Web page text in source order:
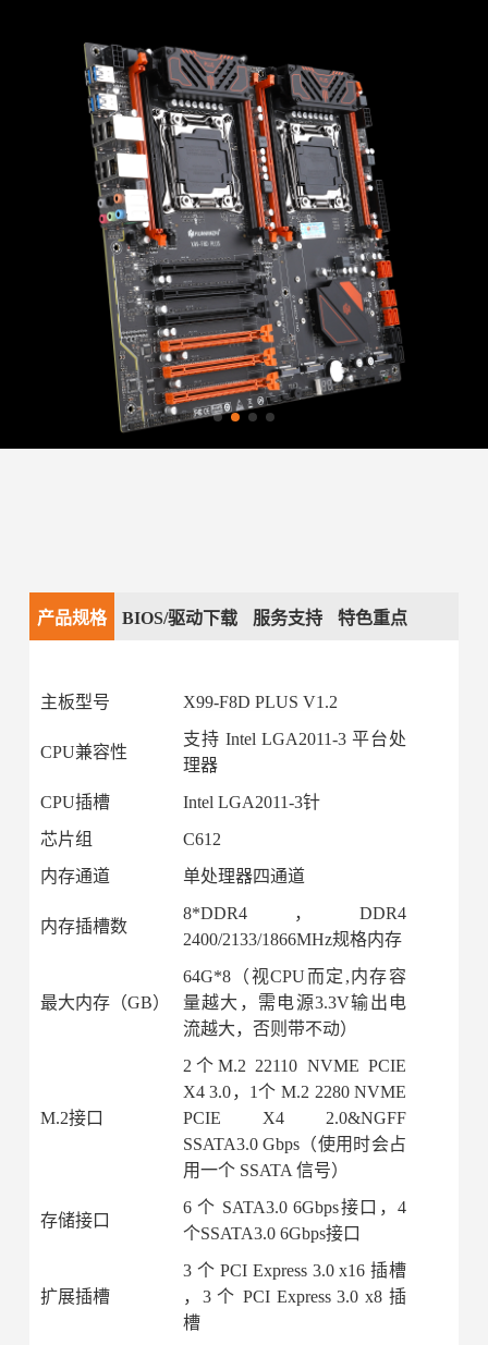
产品规格 BIOS/驱动下载 服务支持 特色重点
主板型号 X99-F8D PLUS V1.2
CPU兼容性
支持 Intel LGA2011-3 平台处
理器
CPU插槽
Intel LGA2011-3针
芯片组
C612
内存通道
单处理器四通道
内存插槽数
8*DDR4，DDR4
2400/2133/1866MHz规格内存
最大内存（GB）
64G*8（视CPU而定,内存容
量越大，需电源3.3V输出电
流越大，否则带不动）
M.2接口
2个M.2 22110 NVME PCIE
X4 3.0，1个 M.2 2280 NVME
PCIE X4 2.0&NGFF
SSATA3.0 Gbps（使用时会占
用一个 SSATA 信号）
存储接口
6 个 SATA3.0 6Gbps接口，4
个SSATA3.0 6Gbps接口
扩展插槽
3 个 PCI Express 3.0 x16 插槽
，3 个 PCI Express 3.0 x8 插
槽